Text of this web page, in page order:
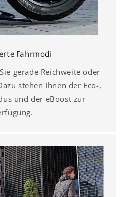
Fahrmodi
gerade Reichweite oder
stehen Ihnen der Eco-,
und der eBoost zur